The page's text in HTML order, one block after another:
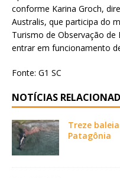
conforme Karina Groch,
Australis, que participa do
Turismo de Observação de
entrar em funcionamento
Fonte: G1 SC
NOTÍCIAS
Treze
Patagônia